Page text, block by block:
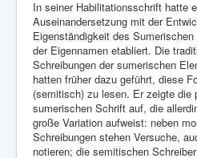
In seiner Habilitationsschrift hatte
Auseinandersetzung mit der
Eigenständigkeit des
der Eigennamen etabliert. Die
Schreibungen der sumerischen
hatten früher dazu geführt, diese
(semitisch) zu lesen. Er zeigte die
sumerischen Schrift auf, die
große Variation aufweist: neben
Schreibungen stehen Versuche,
notieren; die semitischen